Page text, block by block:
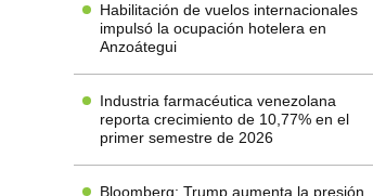
Habilitación de vuelos internacionales
impulsó la ocupación hotelera en
Anzoátegui
Industria farmacéutica venezolana
reporta crecimiento de 10,77% en el
primer semestre de 2026
Bloomberg: Trump aumenta la presión